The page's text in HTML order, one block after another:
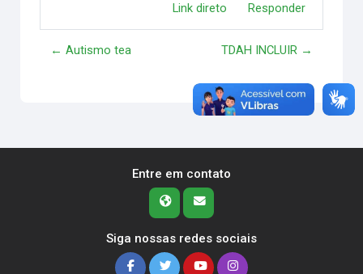
Link direto Responder
← Autismo tea TDAH INCLUIR →
Entre em contato
Siga nossas redes sociais